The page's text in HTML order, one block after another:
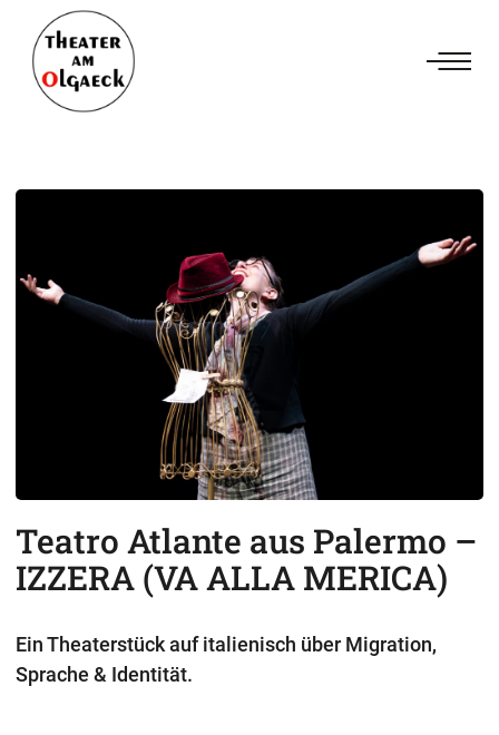
Teatro Atlante aus Palermo –
IZZERA (VA ALLA MERICA)
Ein Theaterstück auf italienisch über Migration,
Sprache & Identität.